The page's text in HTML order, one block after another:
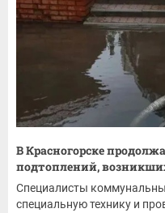
В Красногорске
подтоплений,
Специалисты
специальную технику и